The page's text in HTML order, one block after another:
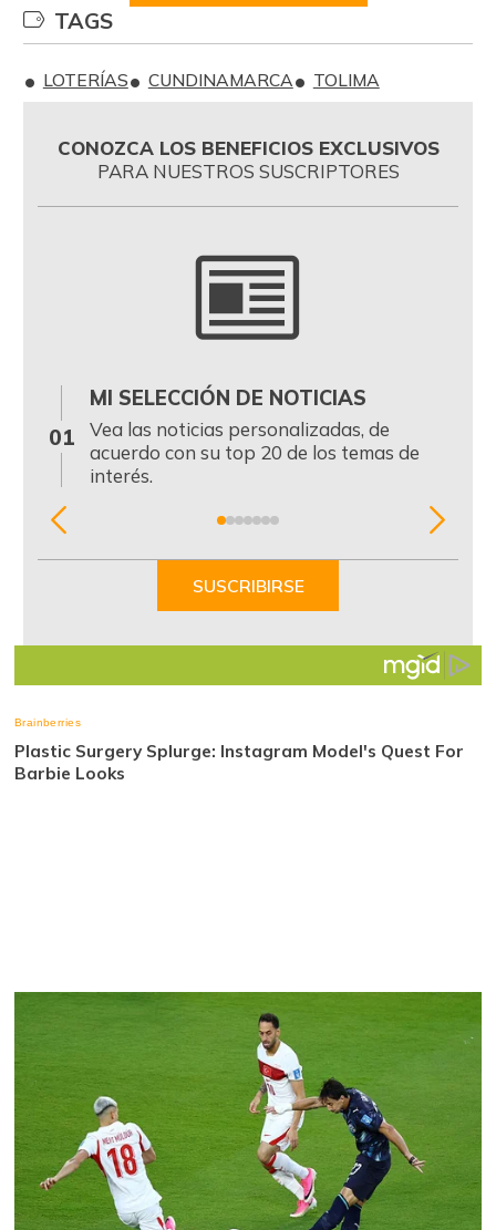
TAGS
LOTERÍAS CUNDINAMARCA TOLIMA
CONOZCA LOS BENEFICIOS EXCLUSIVOS
PARA NUESTROS SUSCRIPTORES
01
MI SELECCIÓN DE NOTICIAS
Vea las noticias personalizadas, de
acuerdo con su top 20 de los temas de
interés.
Item
SUSCRIBIRSE